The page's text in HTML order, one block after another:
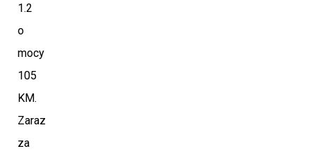
1.2
o
mocy
105
KM.
Zaraz
za